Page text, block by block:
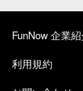
FunNow 企業
利用規約